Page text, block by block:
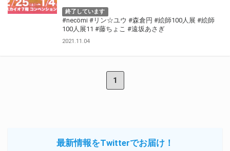
終了しています
#necömi #リン☆ユウ #森倉円 #絵師100人展 #絵師
100人展11 #藤ちょこ #遠坂あさぎ
2021.11.04
1
最新情報をTwitterでお届け！